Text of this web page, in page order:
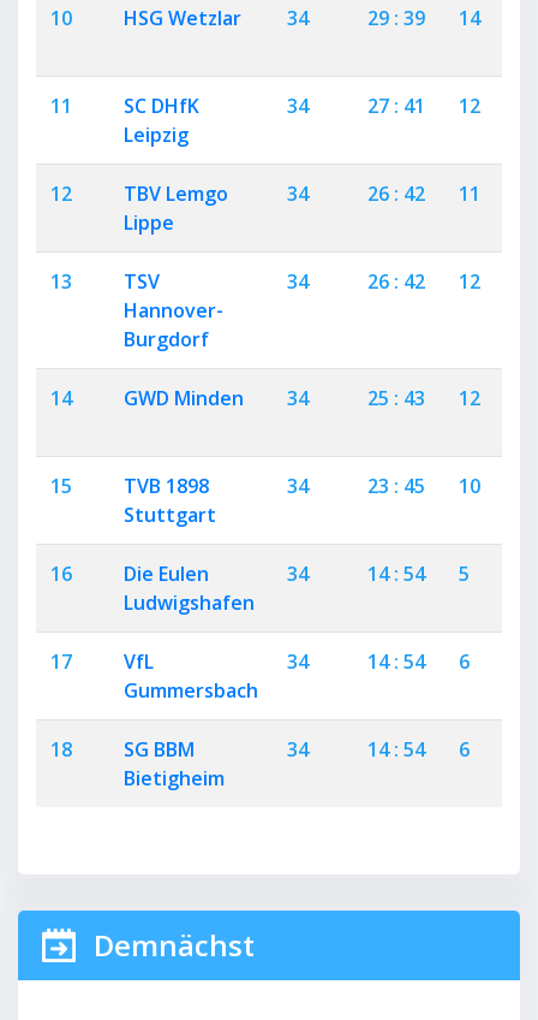
10 HSG Wetzlar 34 29 : 39 14
11
SC DHfK
Leipzig
34 27 : 41 12
12
TBV Lemgo
Lippe
34 26 : 42 11
13
TSV
Hannover-
Burgdorf
34 26 : 42 12
14 GWD Minden 34 25 : 43 12
15
TVB 1898
Stuttgart
34 23 : 45 10
16
Die Eulen
Ludwigshafen
34 14 : 54 5
17
VfL
Gummersbach
34 14 : 54 6
18
SG BBM
Bietigheim
34 14 : 54 6
Demnächst